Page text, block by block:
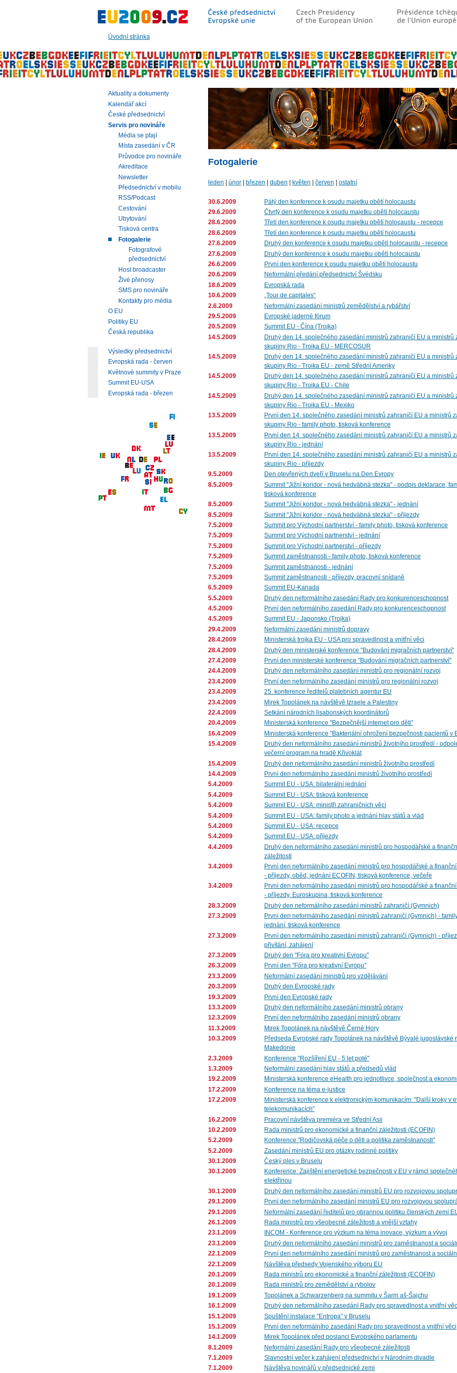
Úvodní stránka
hlavní
|
navigaci
|
vyhledávání
Fotogalerie
leden | únor | březen | duben | květen | červen | ostatní
30.6.2009
Pátý den konference k osudu majetku obětí holocaustu
29.6.2009
Čtvrtý den konference k osudu majetku obětí holocaustu
28.6.2009
Třetí den konference k osudu majetku obětí holocaustu - recepce
28.6.2009
Třetí den konference k osudu majetku obětí holocaustu
27.6.2009
Druhý den konference k osudu majetku obětí holocaustu - recepce
27.6.2009
Druhý den konference k osudu majetku obětí holocaustu
26.6.2009
První den konference k osudu majetku obětí holocaustu
20.6.2009
Neformální předání předsednictví Švédsku
18.6.2009
Evropská rada
10.6.2009
„Tour de capitales“
2.6.2009
Neformální zasedání ministrů zemědělství a rybářství
29.5.2009
Evropské jaderné fórum
20.5.2009
Summit EU - Čína (Trojka)
14.5.2009
Druhý den 14. společného zasedání ministrů zahraničí EU a ministrů
skupiny Rio - Troika EU - MERCOSUR
14.5.2009
Druhý den 14. společného zasedání ministrů zahraničí EU a ministrů
skupiny Rio - Troika EU - země Střední Ameriky
14.5.2009
Druhý den 14. společného zasedání ministrů zahraničí EU a ministrů
skupiny Rio - Troika EU - Chile
14.5.2009
Druhý den 14. společného zasedání ministrů zahraničí EU a ministrů
skupiny Rio - Troika EU - Mexiko
13.5.2009
První den 14. společného zasedání ministrů zahraničí EU a ministrů
skupiny Rio - family photo, tisková konference
13.5.2009
První den 14. společného zasedání ministrů zahraničí EU a ministrů
skupiny Rio - jednání
13.5.2009
První den 14. společného zasedání ministrů zahraničí EU a ministrů
skupiny Rio - příjezdy
9.5.2009
Den otevřených dveří v Bruselu na Den Evropy
8.5.2009
Summit "Jižní koridor - nová hedvábná stezka" - podpis deklarace,
tisková konference
8.5.2009
Summit "Jižní koridor - nová hedvábná stezka" - jednání
8.5.2009
Summit "Jižní koridor - nová hedvábná stezka" - příjezdy
7.5.2009
Summit pro Východní partnerství - family photo, tisková konference
7.5.2009
Summit pro Východní partnerství - jednání
7.5.2009
Summit pro Východní partnerství - příjezdy
7.5.2009
Summit zaměstnanosti - family photo, tisková konference
7.5.2009
Summit zaměstnanosti - jednání
7.5.2009
Summit zaměstnanosti - příjezdy, pracovní snídaně
6.5.2009
Summit EU-Kanada
5.5.2009
Druhý den neformálního zasedání Rady pro konkurenceschopnost
4.5.2009
První den neformálního zasedání Rady pro konkurenceschopnost
4.5.2009
Summit EU - Japonsko (Trojka)
29.4.2009
Neformální zasedání ministrů dopravy
28.4.2009
Ministerská trojka EU - USA pro spravedlnost a vnitřní věci
28.4.2009
Druhý den ministerské konference "Budování migračních partnerství"
27.4.2009
První den ministerské konference "Budování migračních partnerství"
24.4.2009
Druhý den neformálního zasedání ministrů pro regionální rozvoj
23.4.2009
První den neformálního zasedání ministrů pro regionální rozvoj
23.4.2009
25. konference ředitelů platebních agentur EU
23.4.2009
Mirek Topolánek na návštěvě Izraele a Palestiny
22.4.2009
Setkání národních lisabonských koordinátorů
20.4.2009
Ministerská konference "Bezpečnější internet pro děti"
16.4.2009
Ministerská konference "Bakteriální ohrožení bezpečnosti pacientů v
15.4.2009
Druhý den neformálního zasedání ministrů životního prostředí -
večerní program na hradě Křivoklát
15.4.2009
Druhý den neformálního zasedání ministrů životního prostředí
14.4.2009
První den neformálního zasedání ministrů životního prostředí
5.4.2009
Summit EU - USA: bilaterální jednání
5.4.2009
Summit EU - USA: tisková konference
5.4.2009
Summit EU - USA: ministři zahraničních věcí
5.4.2009
Summit EU - USA: family photo a jednání hlav států a vlád
5.4.2009
Summit EU - USA: recepce
5.4.2009
Summit EU - USA: příjezdy
4.4.2009
Druhý den neformálního zasedání ministrů pro hospodářské a
záležitosti
3.4.2009
První den neformálního zasedání ministrů pro hospodářské a
- příjezdy, oběd, jednání ECOFIN, tisková konference, večeře
3.4.2009
První den neformálního zasedání ministrů pro hospodářské a
- příjezdy, Euroskupina, tisková konference
28.3.2009
Druhý den neformálního zasedání ministrů zahraničí (Gymnich)
27.3.2009
První den neformálního zasedání ministrů zahraničí (Gymnich) -
jednání, tisková konference
27.3.2009
První den neformálního zasedání ministrů zahraničí (Gymnich) -
přivítání, zahájení
27.3.2009
Druhý den "Fóra pro kreativní Evropu"
26.3.2009
První den "Fóra pro kreativní Evropu"
23.3.2009
Neformální zasedání ministrů pro vzdělávání
20.3.2009
Druhý den Evropské rady
19.3.2009
První den Evropské rady
13.3.2009
Druhý den neformálního zasedání ministrů obrany
12.3.2009
První den neformálního zasedání ministrů obrany
11.3.2009
Mirek Topolánek na návštěvě Černé Hory
10.3.2009
Předseda Evropské rady Topolánek na návštěvě Bývalé jugoslávské
Makedonie
2.3.2009
Konference "Rozšíření EU - 5 let poté"
1.3.2009
Neformální zasedání hlav států a předsedů vlád
19.2.2009
Ministerská konference eHealth pro jednotlivce, společnost a
17.2.2009
Konference na téma e-justice
17.2.2009
Ministerská konference k elektronickým komunikacím: "Další kroky v
telekomunikacích"
16.2.2009
Pracovní návštěva premiéra ve Střední Asii
10.2.2009
Rada ministrů pro ekonomické a finanční záležitosti (ECOFIN)
5.2.2009
Konference "Rodičovská péče o děti a politika zaměstnanosti"
5.2.2009
Zasedání ministrů EU pro otázky rodinné politiky
30.1.2009
Český ples v Bruselu
30.1.2009
Konference: Zajištění energetické bezpečnosti v EU v rámci
elektřinou
30.1.2009
Druhý den neformálního zasedání ministrů EU pro rozvojovou
29.1.2009
První den neformálního zasedání ministrů EU pro rozvojovou
29.1.2009
Neformální zasedání ředitelů pro obrannou politiku členských zemí
26.1.2009
Rada ministrů pro všeobecné záležitosti a vnější vztahy
23.1.2009
INCOM - Konference pro výzkum na téma inovace, výzkum a vývoj
23.1.2009
Druhý den neformálního zasedání ministrů pro zaměstnanost a
22.1.2009
První den neformálního zasedání ministrů pro zaměstnanost a
22.1.2009
Návštěva předsedy Vojenského výboru EU
20.1.2009
Rada ministrů pro ekonomické a finanční záležitosti (ECOFIN)
20.1.2009
Rada ministrů pro zemědělství a rybolov
19.1.2009
Topolánek a Schwarzenberg na summitu v Šarm aš-Šajchu
16.1.2009
Druhý den neformálního zasedání Rady pro spravedlnost a vnitřní
15.1.2009
Spuštění instalace "Entropa" v Bruselu
15.1.2009
První den neformálního zasedání Rady pro spravedlnost a vnitřní věci
14.1.2009
Mirek Topolánek před poslanci Evropského parlamentu
8.1.2009
Neformální zasedání Rady pro všeobecné záležitosti
7.1.2009
Slavnostní večer k zahájení předsednictví v Národním divadle
7.1.2009
Návštěva novinářů v předsednické zemi
Aktuality a dokumenty
Kalendář akcí
České předsednictví
Servis pro novináře
Média se ptají
Místa zasedání v ČR
Průvodce pro novináře
Akreditace
Newsletter
Předsednictví v mobilu
RSS/Podcast
Cestování
Ubytování
Tisková centra
Fotogalerie
Fotografové
předsednictví
Host broadcaster
Živé přenosy
SMS pro novináře
Kontakty pro média
O EU
Politiky EU
Česká republika
Výsledky předsednictví
Evropská rada - červen
Květnové summity v Praze
Summit EU-USA
Evropská rada - březen